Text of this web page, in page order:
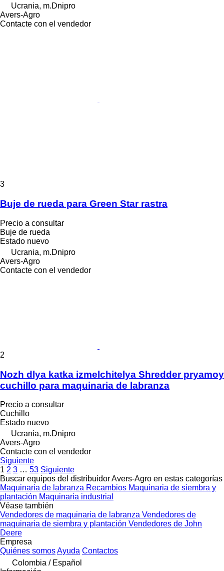
Ucrania, m.Dnipro
Avers-Agro
Contacte con el vendedor
3
Buje de rueda para Green Star rastra
Precio a consultar
Buje de rueda
Estado nuevo
Ucrania, m.Dnipro
Avers-Agro
Contacte con el vendedor
2
Nozh dlya katka izmelchitelya Shredder pryamoy
cuchillo para maquinaria de labranza
Precio a consultar
Cuchillo
Estado nuevo
Ucrania, m.Dnipro
Avers-Agro
Contacte con el vendedor
Siguiente
1 2 3 … 53 Siguiente
Buscar equipos del distribuidor Avers-Agro en estas categorías
Maquinaria de labranza Recambios Maquinaria de siembra y
plantación Maquinaria industrial
Véase también
Vendedores de maquinaria de labranza Vendedores de
maquinaria de siembra y plantación Vendedores de John
Deere
Empresa
Quiénes somosAyuda Contactos
Colombia / Español